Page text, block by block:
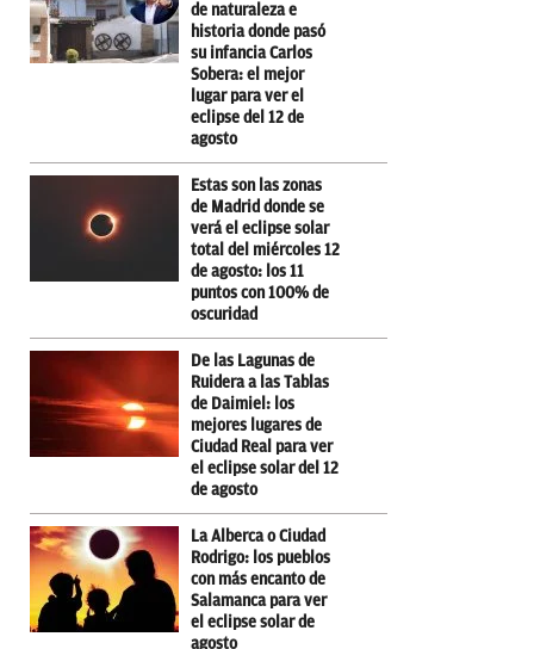
de naturaleza e
historia donde pasó
su infancia Carlos
Sobera: el mejor
lugar para ver el
eclipse del 12 de
agosto
Estas son las zonas
de Madrid donde se
verá el eclipse solar
total del miércoles 12
de agosto: los 11
puntos con 100% de
oscuridad
De las Lagunas de
Ruidera a las Tablas
de Daimiel: los
mejores lugares de
Ciudad Real para ver
el eclipse solar del 12
de agosto
La Alberca o Ciudad
Rodrigo: los pueblos
con más encanto de
Salamanca para ver
el eclipse solar de
agosto